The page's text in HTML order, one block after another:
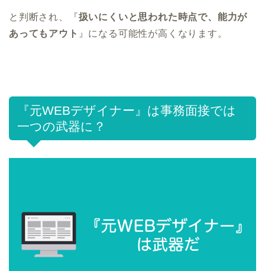
と判断され、『 扱いにくいと思われた時点で、能力が
あってもアウト 』になる可能性が高くなります。
『元WEBデザイナー』は事務面接では
一つの武器に？